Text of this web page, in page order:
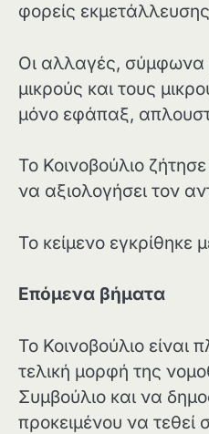
φορείς
Οι αλλαγές, σύμφωνα
μικρούς και τους
μόνο εφάπαξ,
Το Κοινοβούλιο
να αξιολογήσει τον
Το κείμενο
Επόμενα βήματα
Το Κοινοβούλιο είναι
τελική μορφή της
Συμβούλιο και να
προκειμένου να τεθεί